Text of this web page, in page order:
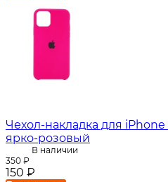
Чехол-накладка для iPhone
ярко-розовый
В наличии
350 ₽
150 ₽